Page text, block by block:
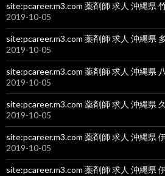
site:pcareer.m3.com 薬剤師 求人 沖縄県
2019-10-05
site:pcareer.m3.com 薬剤師 求人 沖縄県
2019-10-05
site:pcareer.m3.com 薬剤師 求人 沖縄県
2019-10-05
site:pcareer.m3.com 薬剤師 求人 沖縄県
2019-10-05
site:pcareer.m3.com 薬剤師 求人 沖縄県
2019-10-05
site:pcareer.m3.com 薬剤師 求人 沖縄県